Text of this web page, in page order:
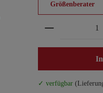
Größenberater
Produkt
✓ verfügbar